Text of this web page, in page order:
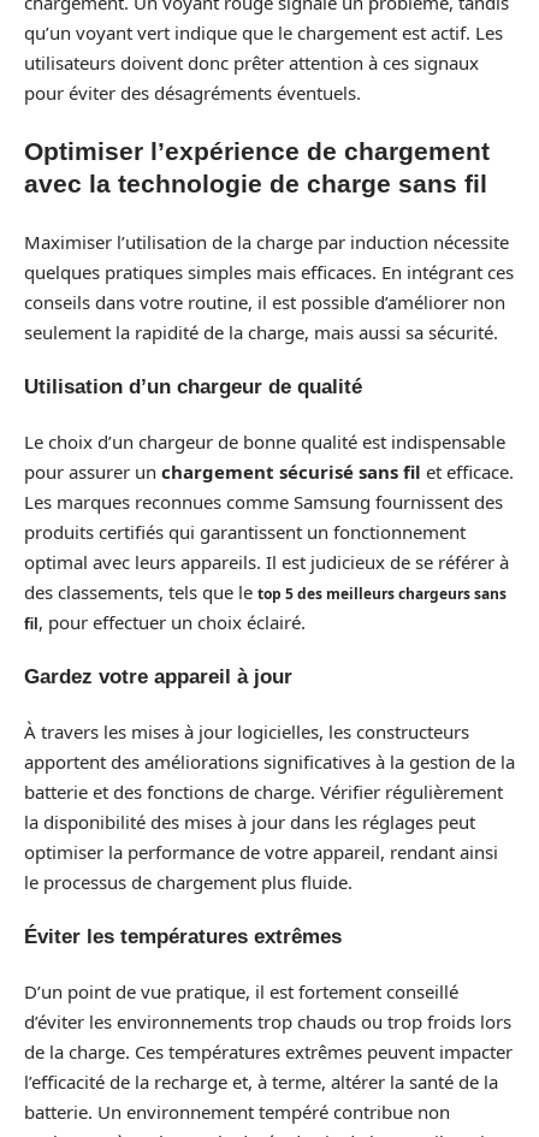
qu’un voyant vert indique que le chargement est actif. Les
utilisateurs doivent donc prêter attention à ces signaux
pour éviter des désagréments éventuels.
Optimiser l’expérience de chargement
avec la technologie de charge sans fil
Maximiser l’utilisation de la charge par induction nécessite
quelques pratiques simples mais efficaces. En intégrant ces
conseils dans votre routine, il est possible d’améliorer non
seulement la rapidité de la charge, mais aussi sa sécurité.
Utilisation d’un chargeur de qualité
Le choix d’un chargeur de bonne qualité est indispensable
pour assurer un chargement sécurisé sans fil et efficace.
Les marques reconnues comme Samsung fournissent des
produits certifiés qui garantissent un fonctionnement
optimal avec leurs appareils. Il est judicieux de se référer à
des classements, tels que le top 5 des meilleurs chargeurs sans
fil, pour effectuer un choix éclairé.
Gardez votre appareil à jour
À travers les mises à jour logicielles, les constructeurs
apportent des améliorations significatives à la gestion de la
batterie et des fonctions de charge. Vérifier régulièrement
la disponibilité des mises à jour dans les réglages peut
optimiser la performance de votre appareil, rendant ainsi
le processus de chargement plus fluide.
Éviter les températures extrêmes
D’un point de vue pratique, il est fortement conseillé
d’éviter les environnements trop chauds ou trop froids lors
de la charge. Ces températures extrêmes peuvent impacter
l’efficacité de la recharge et, à terme, altérer la santé de la
batterie. Un environnement tempéré contribue non